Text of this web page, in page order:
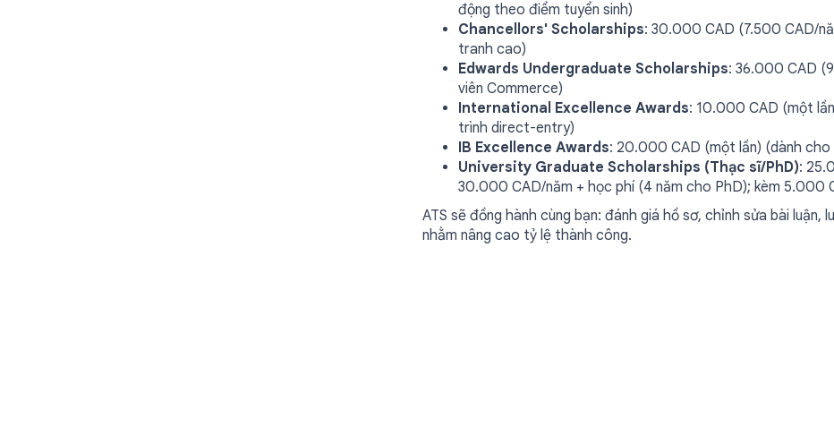
động theo điểm tuyển sinh)
Chancellors' Scholarships: 30.000 CAD (7.500 CAD/
tranh cao)
Edwards Undergraduate Scholarships: 36.000 CAD
viên Commerce)
International Excellence Awards: 10.000 CAD (một
trình direct-entry)
IB Excellence Awards: 20.000 CAD (một lần) (dành cho
University Graduate Scholarships (Thạc sĩ/PhD):
30.000 CAD/năm + học phí (4 năm cho PhD); kèm 5.000
ATS sẽ đồng hành cùng bạn: đánh giá hồ sơ, chỉnh sửa bài luận,
nhằm nâng cao tỷ lệ thành công.